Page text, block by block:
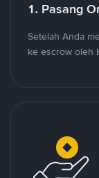
1. Pasang
Setelah Anda
ke escrow oleh